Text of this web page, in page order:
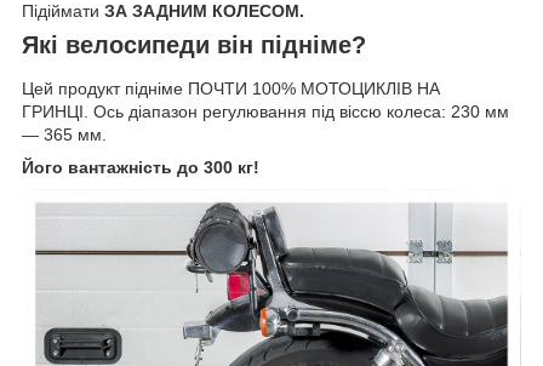
Підіймати ЗА ЗАДНИМ КОЛЕСОМ.
Які велосипеди він підніме?
Цей продукт підніме ПОЧТИ 100% МОТОЦИКЛІВ НА
ГРИНЦІ. Ось діапазон регулювання під віссю колеса: 230 мм
— 365 мм.
Його вантажність до 300 кг!